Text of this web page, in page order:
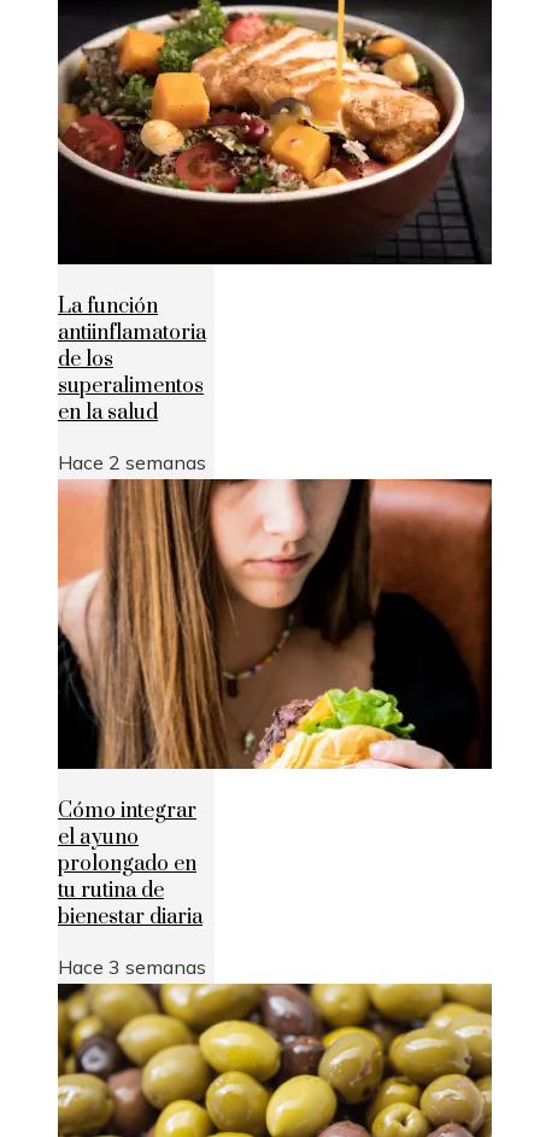
La función
antiinflamatoria
de los
superalimentos
en la salud
Hace 2 semanas
Cómo integrar
el ayuno
prolongado en
tu rutina de
bienestar diaria
Hace 3 semanas